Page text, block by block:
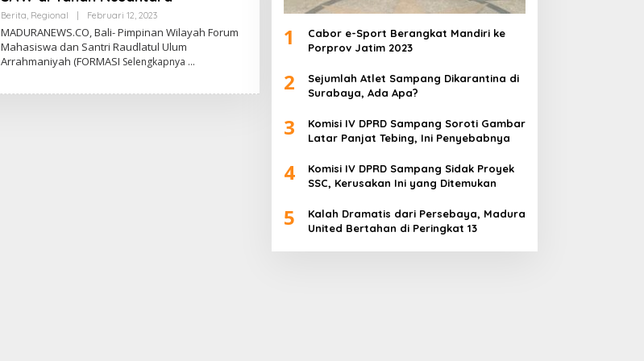
Berita, Regional Februari 12, 2023Oleh
MADURANEWS.CO, Bali- Pimpinan Wilayah Forum
Mahasiswa dan Santri Raudlatul Ulum
Arrahmaniyah (FORMASI Selengkapnya
1
Cabor e-Sport Berangkat Mandiri ke
Porprov Jatim 2023
2
Sejumlah Atlet Sampang Dikarantina di
Surabaya, Ada Apa?
3
Komisi IV DPRD Sampang Soroti Gambar
Latar Panjat Tebing, Ini Penyebabnya
4
Komisi IV DPRD Sampang Sidak Proyek
SSC, Kerusakan Ini yang Ditemukan
5
Kalah Dramatis dari Persebaya, Madura
United Bertahan di Peringkat 13